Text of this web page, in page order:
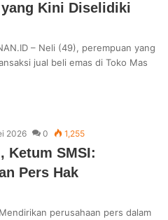
Kini Diselidiki
– Neli (49), perempuan yang
jual beli emas di Toko Mas
2026 0 1,255
Ketum SMSI:
Pers Hak
perusahaan pers dalam